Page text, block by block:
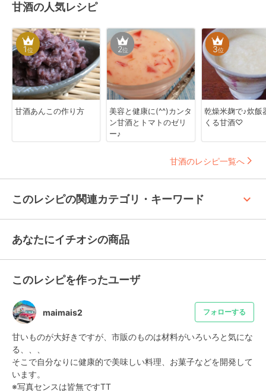
甘酒の人気レシピ
1位
甘酒あんこの作り方
2位
美容と健康に(^^)カンタ
ン甘酒とトマトのゼリ
ー♪
3位
乾燥米麹で♪炊飯
くる甘酒♡
甘酒のレシピ一覧へ
このレシピの関連カテゴリ・キーワード keyboard_arrow_up
あなたにイチオシの商品
このレシピを作ったユーザ
maimais2 フォローする
甘いものが大好きですが、市販のものは材料がいろいろと気にな
る、、、
そこで自分なりに健康的で美味しい料理、お菓子などを開発して
います。
※写真センスは皆無ですTT